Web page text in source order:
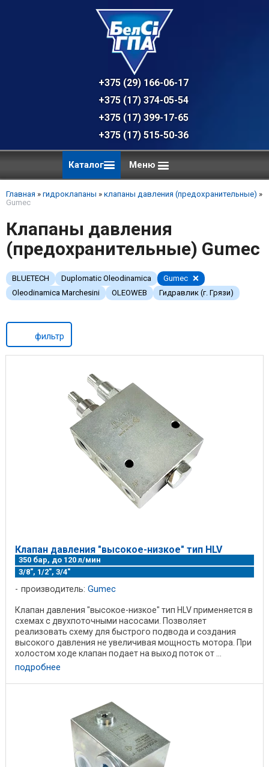
+375 (29) 166-06-17 - техническая
+375 (17) 374-05-54 - общий отдел,
+375 (17) 399-17-65
+375 (17) 515-50-36
Каталог Меню
Главная » гидроклапаны » клапаны давления (предохранительные) »
Gumec
Клапаны давления
(предохранительные) Gumec
BLUETECH Duplomatic Oleodinamica
Gumec
Oleodinamica Marchesini
OLEOWEB Гидравлик (г. Грязи)
фильтр
Клапан давления "высокое-низкое" тип HLV
350 бар, до 120 л/мин
3/8", 1/2", 3/4"
производитель: Gumec
Клапан давления "высокое-низкое" тип HLV применяется в
схемах с двухпоточными насосами. Позволяет
реализовать схему для быстрого подвода и создания
высокого давления не увеличивая мощность мотора. При
холостом ходе клапан подает на выход поток от ...
подробнее